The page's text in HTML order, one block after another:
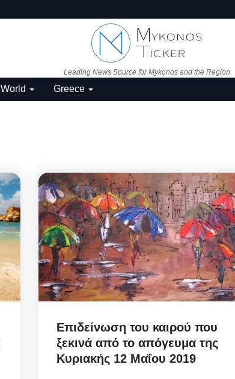
Leading News Source for Mykonos and the Region
World Greece
Επιδείνωση του καιρού που
ξεκινά από το απόγευμα της
Κυριακής 12 Μαΐου 2019